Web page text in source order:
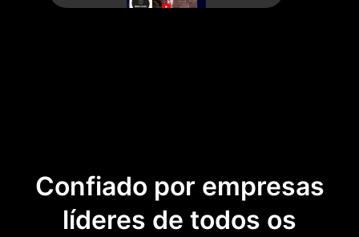
Confiado por empresas
líderes de todos os